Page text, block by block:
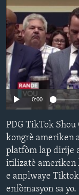
Learning English
SUIV NOU
Languages
No
0:00
PDG TikTok
kongrè ameriken
platfòm lap dirije
itilizatè ameriken
e anplwaye
enfòmasyon sa yo.